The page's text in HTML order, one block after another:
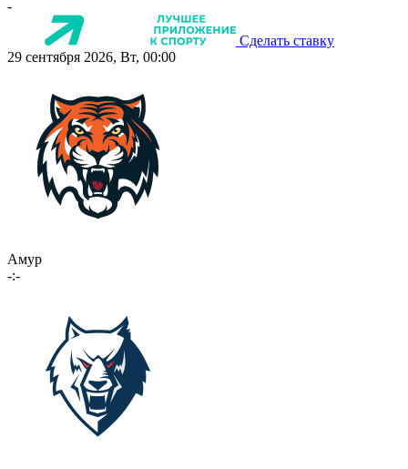
-
Сделать ставку
29 сентября 2026, Вт, 00:00
Амур
-:-